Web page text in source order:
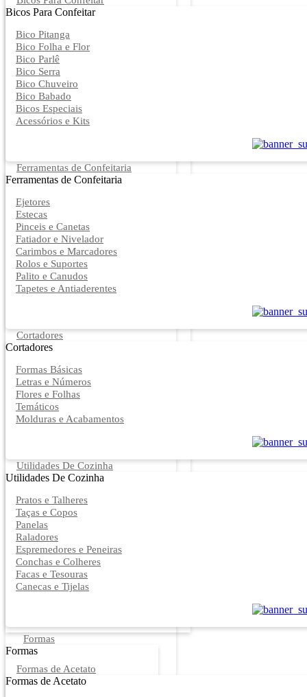
Bicos Para Confeitar
Bico Pitanga
Bico Folha e Flor
Bico Parlê
Bico Serra
Bico Chuveiro
Bico Babado
Bicos Especiais
Acessórios e Kits
Ferramentas de Confeitaria
Ferramentas de Confeitaria
Ejetores
Estecas
Pinceis e Canetas
Fatiador e Nivelador
Carimbos e Marcadores
Rolos e Suportes
Palito e Canudos
Tapetes e Antiaderentes
Cortadores
Cortadores
Formas Básicas
Letras e Números
Flores e Folhas
Temáticos
Molduras e Acabamentos
Utilidades De Cozinha
Utilidades De Cozinha
Pratos e Talheres
Taças e Copos
Panelas
Raladores
Espremedores e Peneiras
Conchas e Colheres
Facas e Tesouras
Canecas e Tijelas
Formas
Formas
Formas de Acetato
Formas de Acetato